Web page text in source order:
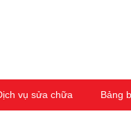
vụ sửa chữa Bảng